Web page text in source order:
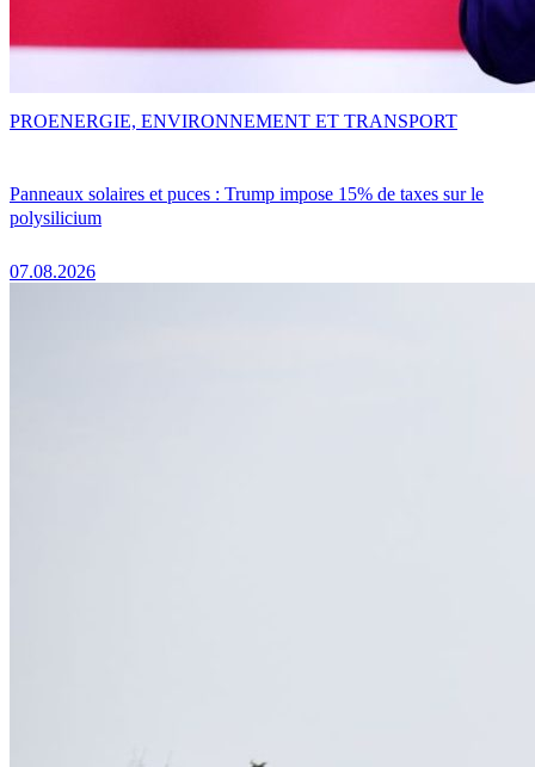
Panneaux solaires et puces : Trump impose 15% de taxes sur le
polysilicium
07.08.2026
PROENERGIE, ENVIRONNEMENT ET TRANSPORT